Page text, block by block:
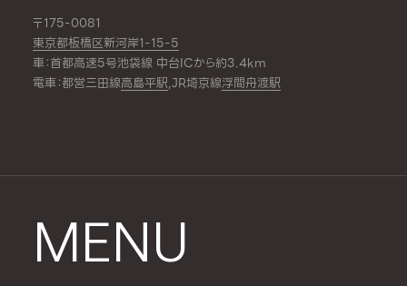
〒175-0081
東京都板橋区新河岸1-15-5
車：首都高速5号池袋線 中台ICから約3.4km
電車：都営三田線高島平駅,JR埼京線浮間舟渡駅
MENU